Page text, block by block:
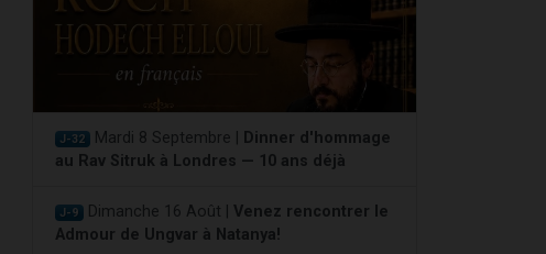
J-32 Mardi 8 Septembre |
Dinner d'hommage
au Rav Sitruk à Londres — 10 ans déjà
J-9 Dimanche 16 Août | Venez rencontrer le
Admour de Ungvar à Natanya!